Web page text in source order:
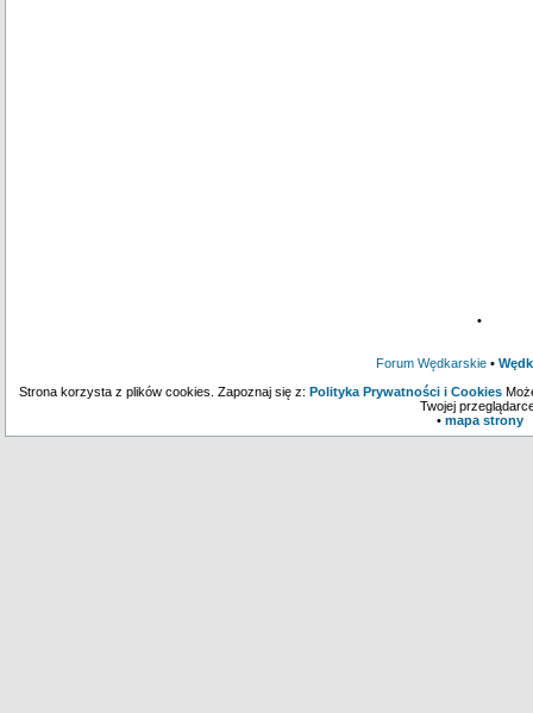
•
Forum Wędkarskie•
Strona korzysta z plików cookies. Zapoznaj się z: Polityka Prywatności i Cookies
Twojej
• mapa strony